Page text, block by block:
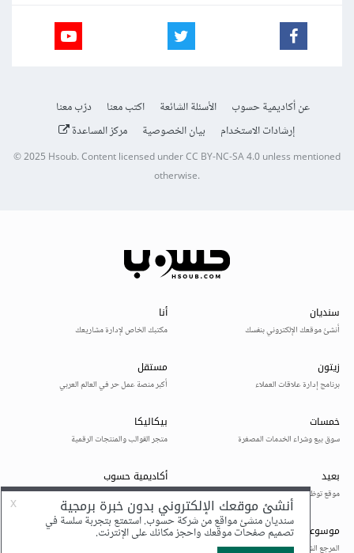
عن أكاديمية حسوب الأسئلة الشائعة اكتب معنا
درّب معنا
إرشادات الاستخدام
بيان الخصوصية مركز المساعدة
© 2025Hsoub.Content licensed underCC BY-NC-SA 4.0unless mentioned
otherwise.